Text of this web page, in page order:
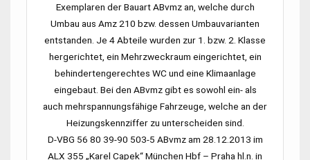
Exemplaren der Bauart ABvmz an, welche durch
Umbau aus Amz 210 bzw. dessen Umbauvarianten
entstanden. Je 4 Abteile wurden zur 1. bzw. 2. Klasse
hergerichtet, ein Mehrzweckraum eingerichtet, ein
behindertengerechtes WC und eine Klimaanlage
eingebaut. Bei den ABvmz gibt es sowohl ein- als
auch mehrspannungsfähige Fahrzeuge, welche an der
Heizungskennziffer zu unterscheiden sind.
D-VBG 56 80 39-90 503-5 ABvmzam 28.12.2013 im
ALX 355 „Karel Capek“München Hbf – Praha hl.n. in